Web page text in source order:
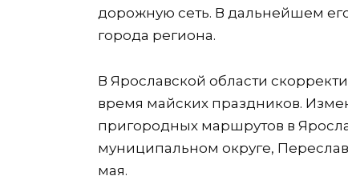
дорожную сеть. В дальнейшем
города региона.
В Ярославской области
время майских праздников.
пригородных маршрутов в
муниципальном округе,
мая.